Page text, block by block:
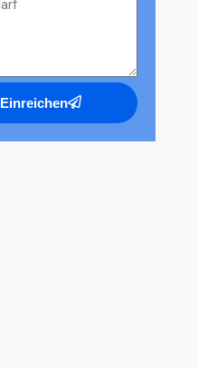
Einreichen